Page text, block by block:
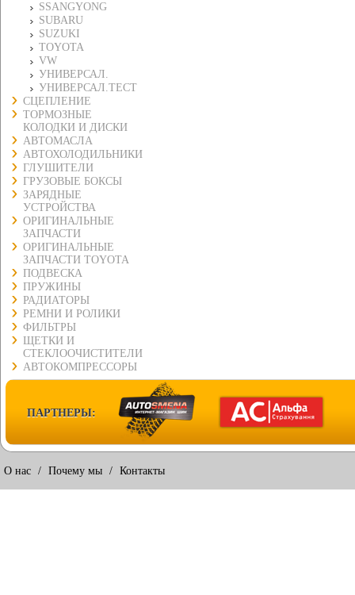
SSANGYONG
SUBARU
SUZUKI
TOYOTA
VW
УНИВЕРСАЛ.
УНИВЕРСАЛ.ТЕСТ
СЦЕПЛЕНИЕ
ТОРМОЗНЫЕ
КОЛОДКИ И ДИСКИ
АВТОМАСЛА
АВТОХОЛОДИЛЬНИКИ
ГЛУШИТЕЛИ
ГРУЗОВЫЕ БОКСЫ
ЗАРЯДНЫЕ
УСТРОЙСТВА
ОРИГИНАЛЬНЫЕ
ЗАПЧАСТИ
ОРИГИНАЛЬНЫЕ
ЗАПЧАСТИ TOYOTA
ПОДВЕСКА
ПРУЖИНЫ
РАДИАТОРЫ
РЕМНИ И РОЛИКИ
ФИЛЬТРЫ
ЩЕТКИ И
СТЕКЛООЧИСТИТЕЛИ
АВТОКОМПРЕССОРЫ
ПАРТНЕРЫ:
О нас / Почему мы / Контакты